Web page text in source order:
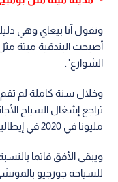
وتقول آنا بيغاي وهي
أصبحت البندقية ميتة
الشوارع".
وخلال سنة كاملة لم
مليونا في 2020 في إيطاليا.
للسياحة جورجيو